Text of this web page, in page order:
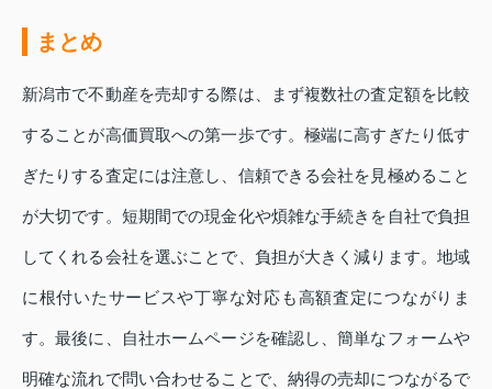
まとめ
新潟市で不動産を売却する際は、まず複数社の査定額を比較
することが高価買取への第一歩です。極端に高すぎたり低す
ぎたりする査定には注意し、信頼できる会社を見極めること
が大切です。短期間での現金化や煩雑な手続きを自社で負担
してくれる会社を選ぶことで、負担が大きく減ります。地域
に根付いたサービスや丁寧な対応も高額査定につながりま
す。最後に、自社ホームページを確認し、簡単なフォームや
明確な流れで問い合わせることで、納得の売却につながるで